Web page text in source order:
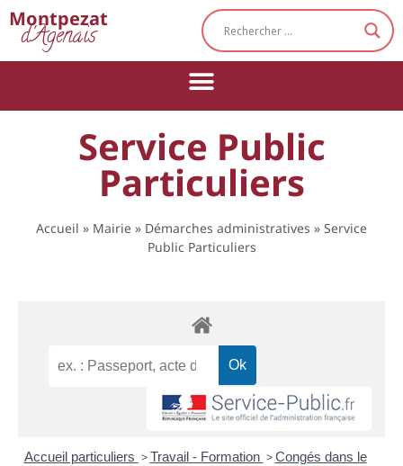
Montpezat
d'Agenais
Service Public
Particuliers
Accueil » Mairie » Démarches administratives » Service
Public Particuliers
Accueil particuliers > Travail - Formation > Congés dans le
Cookies management panel